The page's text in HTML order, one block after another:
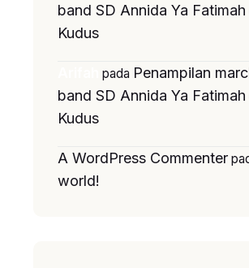
band SD Annida Ya
Kudus
pada Penampilan
band SD Annida Ya
Kudus
A WordPress Commenter
world!